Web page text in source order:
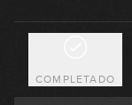
COMPLETADO04:17